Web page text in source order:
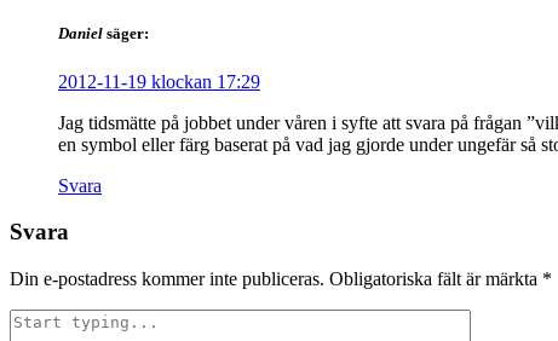
Daniel säger:
2012-11-19 klockan 17:29
Jag tidsmätte på jobbet under våren i syfte att svara på frågan
en symbol eller färg baserat på vad jag gjorde under ungefär så
Svara
Svara
Din e-postadress kommer inte publiceras. Obligatoriska fält är märkta *